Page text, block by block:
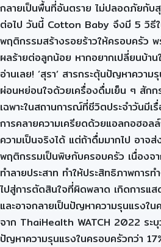
กลายเป็นพื้นที่อันตราย ไม่ปลอดภัยกับ
ต่อไป วันนี้ Cotton Baby จึงมี 5 วิธีใ
พฤติกรรมสร้างรอยร้าวให้ครอบครัว
ผลร้ายต่อลูกน้อย หากอยากเปลี่ยนบ้า
อ่านเลย! ‘สุรา’ สารกระตุ้นปัญหาควา
ผ่อนหย่อนใจด้วยเครื่องดื่มเย็น ๆ สักก
เฉพาะในสถานการณ์ที่ชีวิตประจำวันมี
การคลายความเครียดด้วยแอลกอฮอล
ความเป็นจริงได้ แต่ถ้าดื่มมากไป อาจ
พฤติกรรมเป็นพิษกับครอบครัว เนื่องจ
ทำลายประสาท ทำให้ประสิทธิภาพการ
ไปสู่การตัดสินใจที่ผิดพลาด เกิดการแส
และอาจกลายเป็นปัญหาความรุนแรงใ
จาก ThaiHealth WATCH 2022 ระ
ปัญหาความรุนแรงในครอบครัวกว่า